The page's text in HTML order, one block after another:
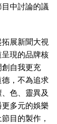
中討論的議
展新聞大視
現的品牌核
自我更充
，不為追求
色、靈異及
多元的娛樂
目的製作，